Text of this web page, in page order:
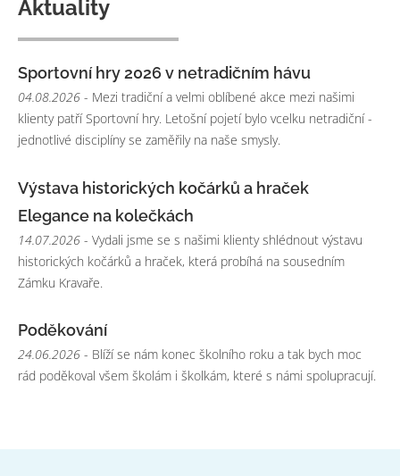
Aktuality
Sportovní hry 2026 v netradičním hávu
04.08.2026 - Mezi tradiční a velmi oblíbené akce mezi našimi
klienty patří Sportovní hry. Letošní pojetí bylo vcelku netradiční -
jednotlivé disciplíny se zaměřily na naše smysly.
Výstava historických kočárků a hraček
Elegance na kolečkách
14.07.2026 - Vydali jsme se s našimi klienty shlédnout výstavu
historických kočárků a hraček, která probíhá na sousedním
Zámku Kravaře.
Poděkování
24.06.2026 - Blíží se nám konec školního roku a tak bych moc
rád poděkoval všem školám i školkám, které s námi spolupracují.